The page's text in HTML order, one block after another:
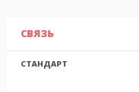
СВЯЗЬ
СТАНДАРТ